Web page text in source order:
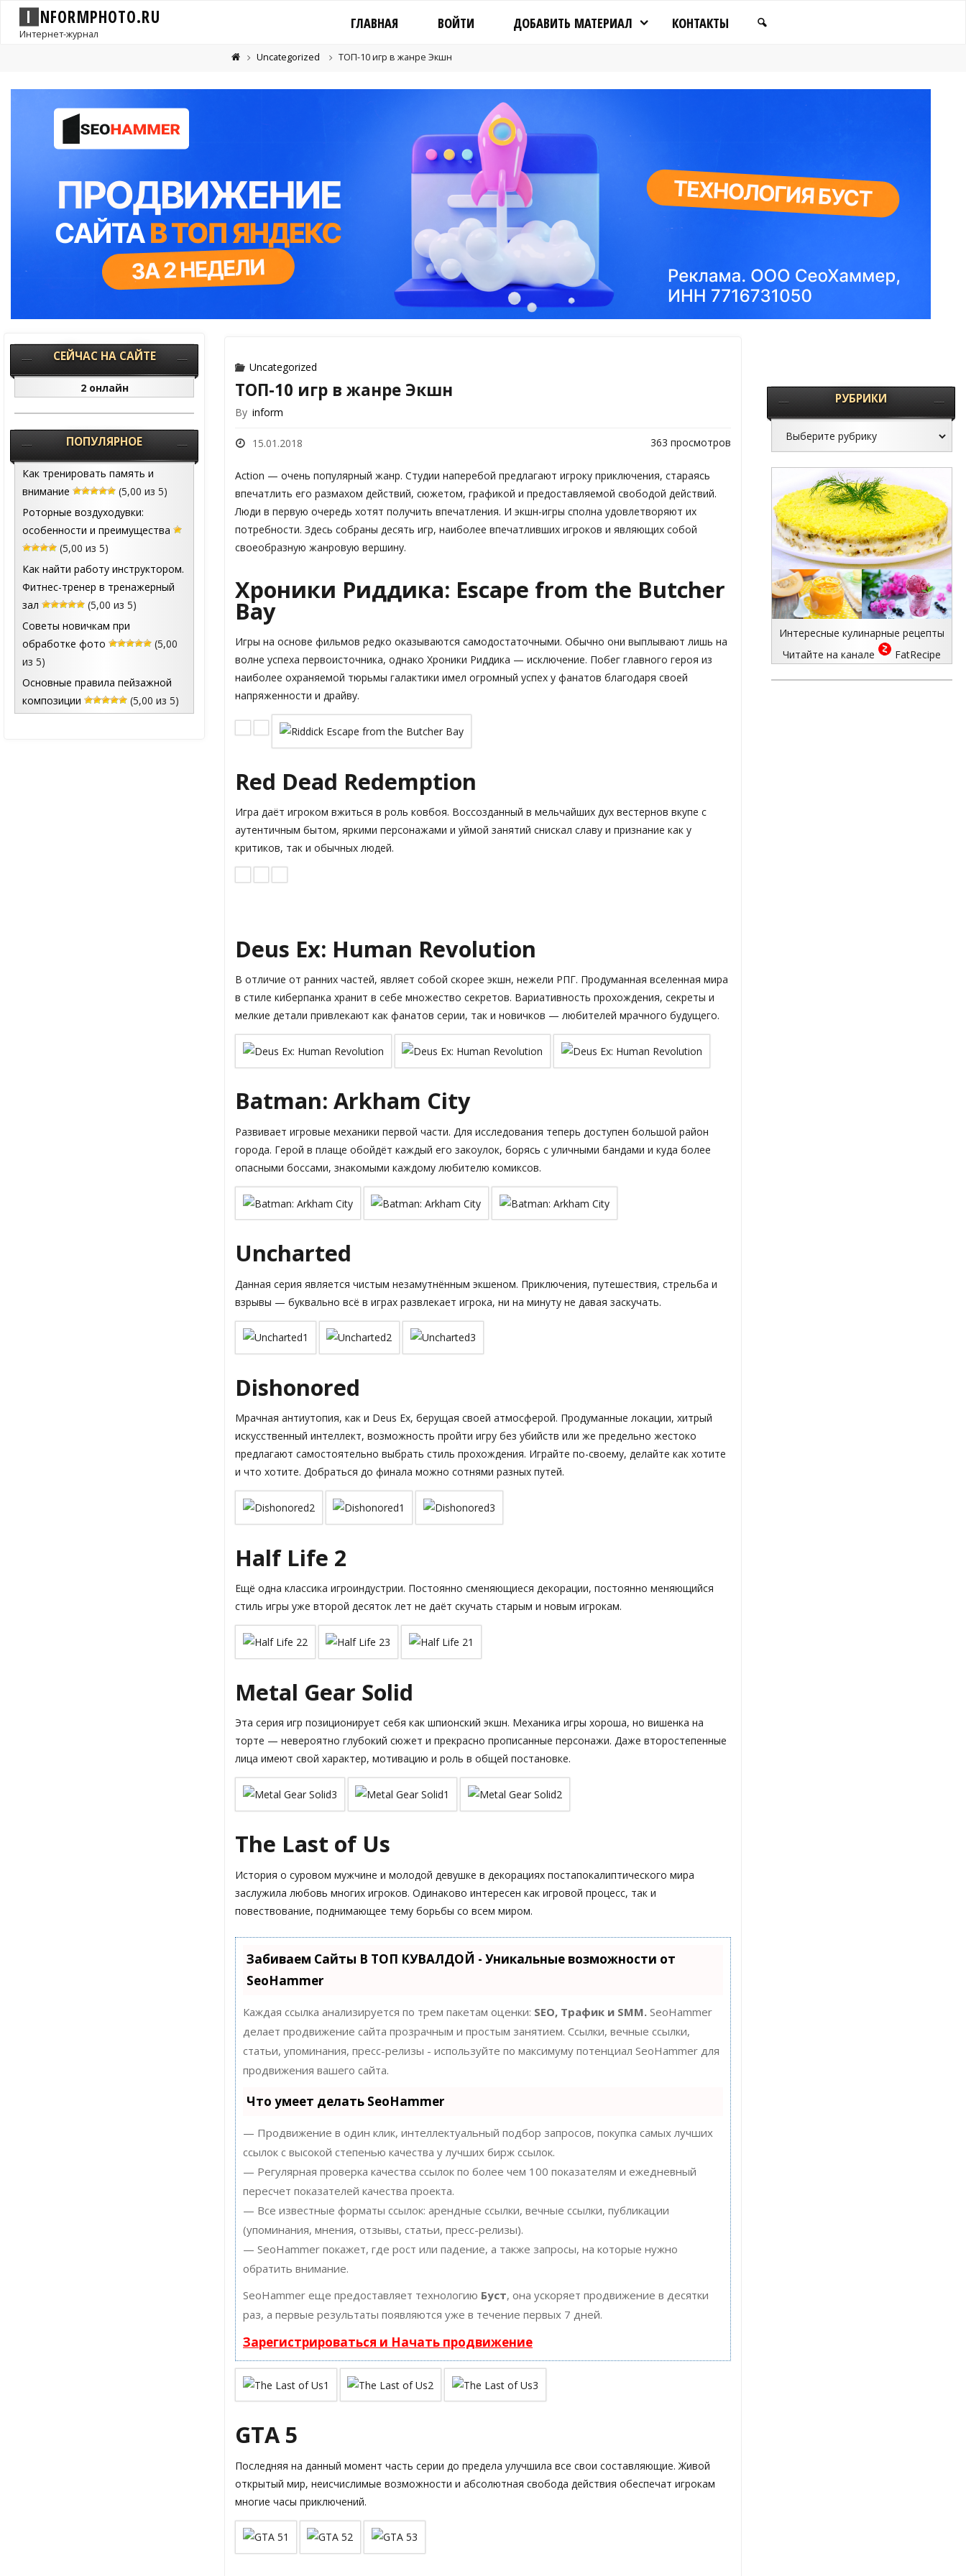
I NFORMPHOTO.RU
Интернет-журнал
ГЛАВНАЯ ВОЙТИ ДОБАВИТЬ МАТЕРИАЛ КОНТАКТЫ
Uncategorized ТОП-10 игр в жанре Экшн
Uncategorized
ТОП-10 игр в жанре Экшн
By inform
15.01.2018 363 просмотров
Action — очень популярный жанр. Студии наперебой предлагают игроку приключения, стараясь
впечатлить его размахом действий, сюжетом, графикой и предоставляемой свободой действий.
Люди в первую очередь хотят получить впечатления. И экшн-игры сполна удовлетворяют их
потребности. Здесь собраны десять игр, наиболее впечатливших игроков и являющих собой
своеобразную жанровую вершину.
Хроники Риддика: Escape from the Butcher
Bay
Игры на основе фильмов редко оказываются самодостаточными. Обычно они выплывают лишь на
волне успеха первоисточника, однако Хроники Риддика — исключение. Побег главного героя из
наиболее охраняемой тюрьмы галактики имел огромный успех у фанатов благодаря своей
напряженности и драйву.
Red Dead Redemption
Игра даёт игроком вжиться в роль ковбоя. Воссозданный в мельчайших дух вестернов вкупе с
аутентичным бытом, яркими персонажами и уймой занятий снискал славу и признание как у
критиков, так и обычных людей.
Deus Ex: Human Revolution
В отличие от ранних частей, являет собой скорее экшн, нежели РПГ. Продуманная вселенная мира
в стиле киберпанка хранит в себе множество секретов. Вариативность прохождения, секреты и
мелкие детали привлекают как фанатов серии, так и новичков — любителей мрачного будущего.
Batman: Arkham City
Развивает игровые механики первой части. Для исследования теперь доступен большой район
города. Герой в плаще обойдёт каждый его закоулок, борясь с уличными бандами и куда более
опасными боссами, знакомыми каждому любителю комиксов.
Uncharted
Данная серия является чистым незамутнённым экшеном. Приключения, путешествия, стрельба и
взрывы — буквально всё в играх развлекает игрока, ни на минуту не давая заскучать.
Dishonored
Мрачная антиутопия, как и Deus Ex, берущая своей атмосферой. Продуманные локации, хитрый
искусственный интеллект, возможность пройти игру без убийств или же предельно жестоко
предлагают самостоятельно выбрать стиль прохождения. Играйте по-своему, делайте как хотите
и что хотите. Добраться до финала можно сотнями разных путей.
Half Life 2
Ещё одна классика игроиндустрии. Постоянно сменяющиеся декорации, постоянно меняющийся
стиль игры уже второй десяток лет не даёт скучать старым и новым игрокам.
Metal Gear Solid
Эта серия игр позиционирует себя как шпионский экшн. Механика игры хороша, но вишенка на
торте — невероятно глубокий сюжет и прекрасно прописанные персонажи. Даже второстепенные
лица имеют свой характер, мотивацию и роль в общей постановке.
The Last of Us
История о суровом мужчине и молодой девушке в декорациях постапокалиптического мира
заслужила любовь многих игроков. Одинаково интересен как игровой процесс, так и
повествование, поднимающее тему борьбы со всем миром.
Забиваем Сайты В ТОП КУВАЛДОЙ - Уникальные возможности от
SeoHammer
Каждая ссылка анализируется по трем пакетам оценки: SEO, Трафик и SMM. SeoHammer
делает продвижение сайта прозрачным и простым занятием. Ссылки, вечные ссылки,
статьи, упоминания, пресс-релизы - используйте по максимуму потенциал SeoHammer для
продвижения вашего сайта.
Что умеет делать SeoHammer
— Продвижение в один клик, интеллектуальный подбор запросов, покупка самых лучших
ссылок с высокой степенью качества у лучших бирж ссылок.
— Регулярная проверка качества ссылок по более чем 100 показателям и ежедневный
пересчет показателей качества проекта.
— Все известные форматы ссылок: арендные ссылки, вечные ссылки, публикации
(упоминания, мнения, отзывы, статьи, пресс-релизы).
— SeoHammer покажет, где рост или падение, а также запросы, на которые нужно
обратить внимание.
SeoHammer еще предоставляет технологию Буст, она ускоряет продвижение в десятки
раз, а первые результаты появляются уже в течение первых 7 дней.
Зарегистрироваться и Начать продвижение
GTA 5
Последняя на данный момент часть серии до предела улучшила все свои составляющие. Живой
открытый мир, неисчислимые возможности и абсолютная свобода действия обеспечат игрокам
многие часы приключений.
СЕЙЧАС НА САЙТЕ
2 онлайн
ПОПУЛЯРНОЕ
Как тренировать память и
внимание
(5,00 из 5)
Роторные воздуходувки:
особенности и преимущества
(5,00 из 5)
Как найти работу инструктором.
Фитнес-тренер в тренажерный
зал
(5,00 из 5)
Советы новичкам при
обработке фото
(5,00
из 5)
Основные правила пейзажной
композиции
(5,00 из 5)
РУБРИКИ
Интересные кулинарные рецепты
Читайте на канале
FatRecipe